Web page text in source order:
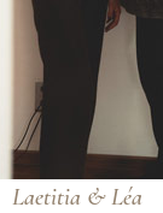
Laetitia & Léa